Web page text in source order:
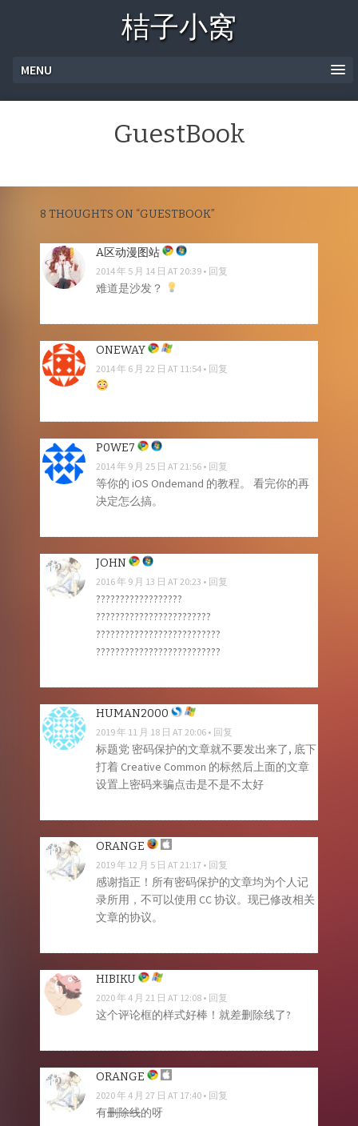
桔子小窝
MENU
GuestBook
8 THOUGHTS ON “GUESTBOOK”
A区动漫图站
2014 年 5 月 14 日 AT 20:39 回复
难道是沙发？
ONEWAY
2014 年 6 月 22 日 AT 11:54 回复
P0WE7
2014 年 9 月 25 日 AT 21:56 回复
等你的 iOS Ondemand 的教程。 看完你的再
决定怎么搞。
JOHN
2016 年 9 月 13 日 AT 20:23 回复
??????????????????
????????????????????????
??????????????????????????
??????????????????????????
HUMAN2000
2019 年 11 月 18 日 AT 20:06 回复
标题党 密码保护的文章就不要发出来了, 底下
打着 Creative Common 的标然后上面的文章
设置上密码来骗点击是不是不太好
ORANGE
2019 年 12 月 5 日 AT 21:17 回复
感谢指正！所有密码保护的文章均为个人记
录所用，不可以使用 CC 协议。现已修改相关
文章的协议。
HIBIKU
2020 年 4 月 21 日 AT 12:08 回复
这个评论框的样式好棒！就差删除线了?
ORANGE
2020 年 4 月 27 日 AT 17:40 回复
有删除线的呀